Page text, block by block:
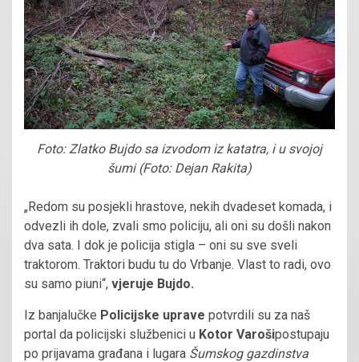
Foto: Zlatko Bujdo sa izvodom iz katatra, i u svojoj
šumi (Foto: Dejan Rakita)
„Redom su posjekli hrastove, nekih dvadeset komada, i
odvezli ih dole, zvali smo policiju, ali oni su došli nakon
dva sata. I dok je policija stigla – oni su sve sveli
traktorom. Traktori budu tu do Vrbanje. Vlast to radi, ovo
su samo piuni“, vjeruje Bujdo.
Iz banjalučke Policijske uprave potvrdili su za naš
portal da policijski službenici u Kotor Varošipostupaju
po prijavama građana i lugara Šumskog gazdinstva